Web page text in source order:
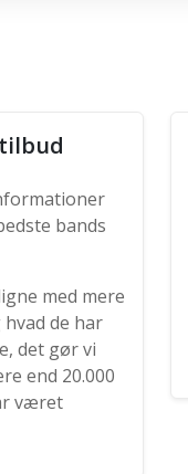
bands
med mere
de har
det gør vi
end 20.000
været